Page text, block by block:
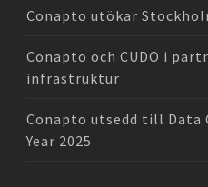
Conapto utökar
Conapto och CUDO i
infrastruktur
Conapto utsedd till Data
Year 2025